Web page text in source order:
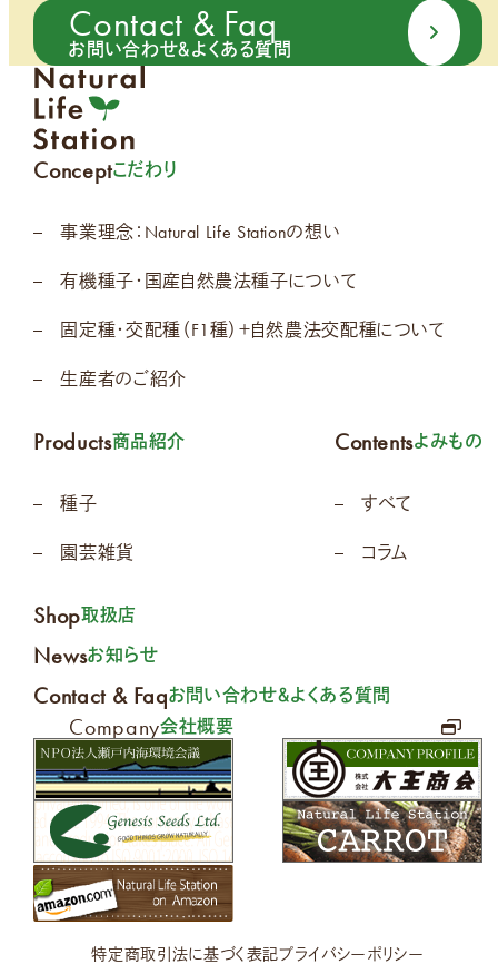
Contact & Faq
お問い合わせ＆よくある質問
Conceptこだわり
事業理念：Natural Life Stationの想い
有機種子・国産自然農法種子について
固定種・交配種（F1種）＋自然農法交配種について
生産者のご紹介
Products商品紹介
種子
園芸雑貨
Contentsよみもの
すべて
コラム
Shop取扱店
Newsお知らせ
Contact & Faqお問い合わせ＆よくある質問
Company会社概要
特定商取引法に基づく表記プライバシーポリシー